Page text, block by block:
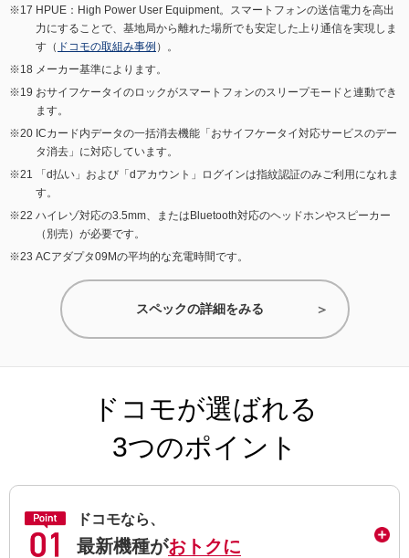
HPUE：High Power User Equipment。スマートフォンの送信電力を高出
力にすることで、基地局から離れた場所でも安定した上り通信を実現しま
す（ ドコモの取組み事例 ）。
メーカー基準によります。
おサイフケータイのロックがスマートフォンのスリープモードと連動でき
ます。
ICカード内データの一括消去機能「おサイフケータイ対応サービスのデー
タ消去」に対応しています。
「d払い」および「dアカウント」ログインは指紋認証のみご利用になれま
す。
ハイレゾ対応の3.5mm、またはBluetooth対応のヘッドホンやスピーカー
（別売）が必要です。
ACアダプタ09Mの平均的な充電時間です。
スペックの詳細をみる
ドコモが選ばれる
3つのポイント
ドコモなら、
最新機種がおトクに